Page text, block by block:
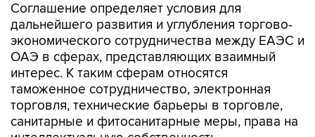
Соглашение определяет условия для
дальнейшего развития и углубления торгово-
экономического сотрудничества между ЕАЭС и
ОАЭ в сферах, представляющих взаимный
интерес. К таким сферам относятся
таможенное сотрудничество, электронная
торговля, технические барьеры в торговле,
санитарные и фитосанитарные меры, права на